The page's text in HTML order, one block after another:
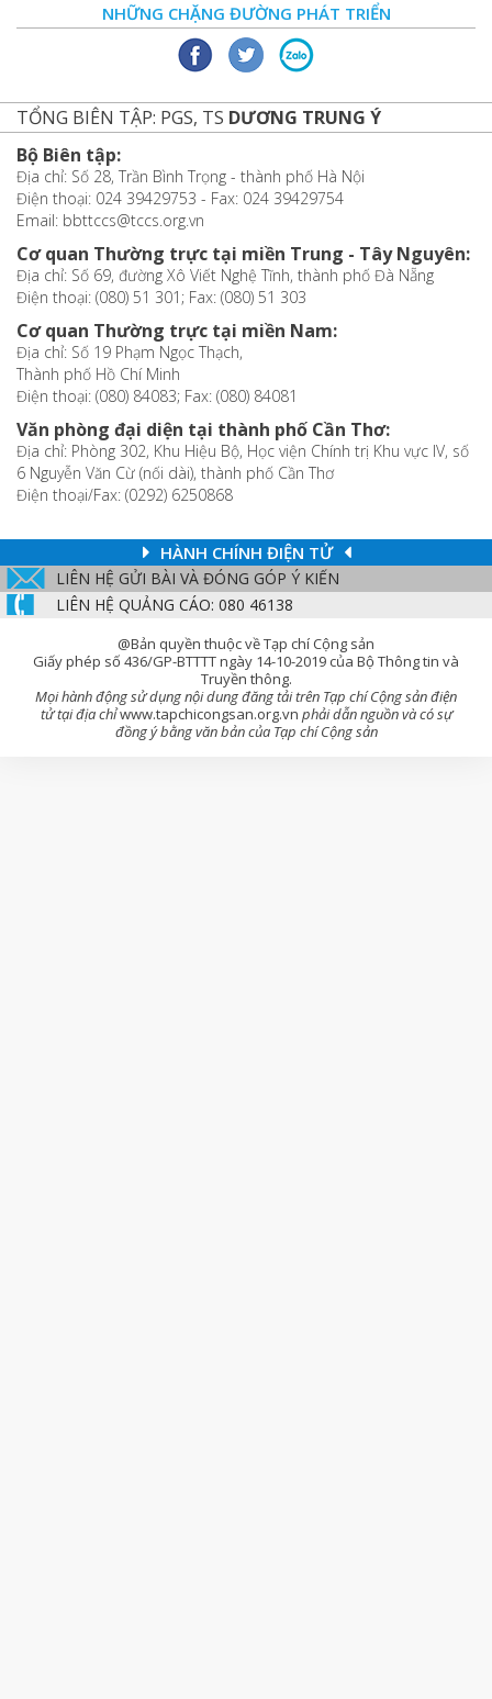
NHỮNG CHẶNG ĐƯỜNG PHÁT TRIỂN
TỔNG BIÊN TẬP: PGS, TS DƯƠNG TRUNG Ý
Bộ Biên tập:
Địa chỉ: Số 28, Trần Bình Trọng - thành phố Hà Nội
Điện thoại: 024 39429753 - Fax: 024 39429754
Email: bbttccs@tccs.org.vn
Cơ quan Thường trực tại miền Trung - Tây Nguyên:
Địa chỉ: Số 69, đường Xô Viết Nghệ Tĩnh, thành phố Đà Nẵng
Điện thoại: (080) 51 301; Fax: (080) 51 303
Cơ quan Thường trực tại miền Nam:
Địa chỉ: Số 19 Phạm Ngọc Thạch,
Thành phố Hồ Chí Minh
Điện thoại: (080) 84083; Fax: (080) 84081
Văn phòng đại diện tại thành phố Cần Thơ:
Địa chỉ: Phòng 302, Khu Hiệu Bộ, Học viện Chính trị Khu vực IV, số
6 Nguyễn Văn Cừ (nối dài), thành phố Cần Thơ
Điện thoại/Fax: (0292) 6250868
HÀNH CHÍNH ĐIỆN TỬ
LIÊN HỆ GỬI BÀI VÀ ĐÓNG GÓP Ý KIẾN
LIÊN HỆ QUẢNG CÁO: 080 46138
@Bản quyền thuộc về Tạp chí Cộng sản
Giấy phép số 436/GP-BTTTT ngày 14-10-2019 của Bộ Thông tin và
Truyền thông.
Mọi hành động sử dụng nội dung đăng tải trên Tạp chí Cộng sản điện
tử tại địa chỉwww.tapchicongsan.org.vn phải dẫn nguồn và có sự
đồng ý bằng văn bản của Tạp chí Cộng sản